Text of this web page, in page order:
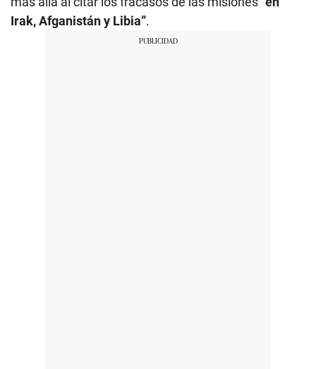
Irak, Afganistán y Libia”.